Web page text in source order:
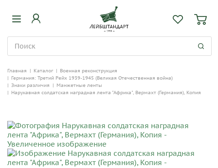
Главная | Каталог | Военная реконструкция
| Германия: Третий Рейх 1939-1945 (Великая Отечественная война)
| Знаки различия | Манжетные ленты
| Нарукавная солдатская наградная лента "Африка", Вермахт (Германия), Копия